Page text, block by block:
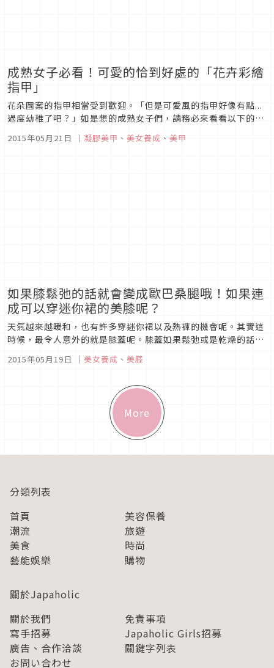
成熟女子必看！可愛的恰到好處的「花卉彩繪
指甲」
花朵圖案的指甲相當受到歡迎。「但是可愛風的指甲好像有點...
過度幼稚了吧？」如是想的成熟女子們，請務必來看看以下的
始配色的設計，即使是參加宴會也能使用。何不挑戰看看呢？・
2015年05月21日 ｜ 凝膠美甲 、 美女養成 、 美甲
如果膝鬆弛的話就會變成歐巴桑腿哦！如果連
成可以穿迷你裙的美膝呢？
天氣越來越暖和，也有許多穿迷你裙以及熱褲的機會呢。其實這
時候，最令人意外的就是膝蓋呢。膝蓋如果鬆弛或是乾燥的話，
弛，所以熟女們可要防止膝蓋鬆弛以及乾燥，才可以有自信的穿
2015年05月19日 ｜ 美女養成 、 美膝
More
分類列表
首頁
美容保養
潮流
旅遊
美食
時尚
藝能娛樂
購物
關於Japaholic
關於我們
免責事項
寫手招募
Japaholic Girls招募
廣告、合作洽談
關鍵字列表
お問い合わせ